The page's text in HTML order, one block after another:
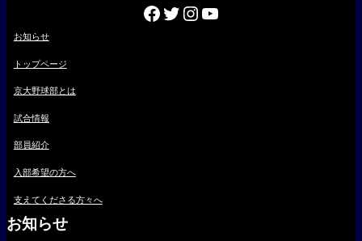
Facebook Twitter Instagram YouTube
お知らせ
トップページ
京大野球部とは
試合情報
部員紹介
入部希望の方へ
支えてくださる方々へ
お知らせ